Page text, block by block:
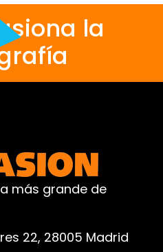
la
más grande de
22, 28005 Madrid